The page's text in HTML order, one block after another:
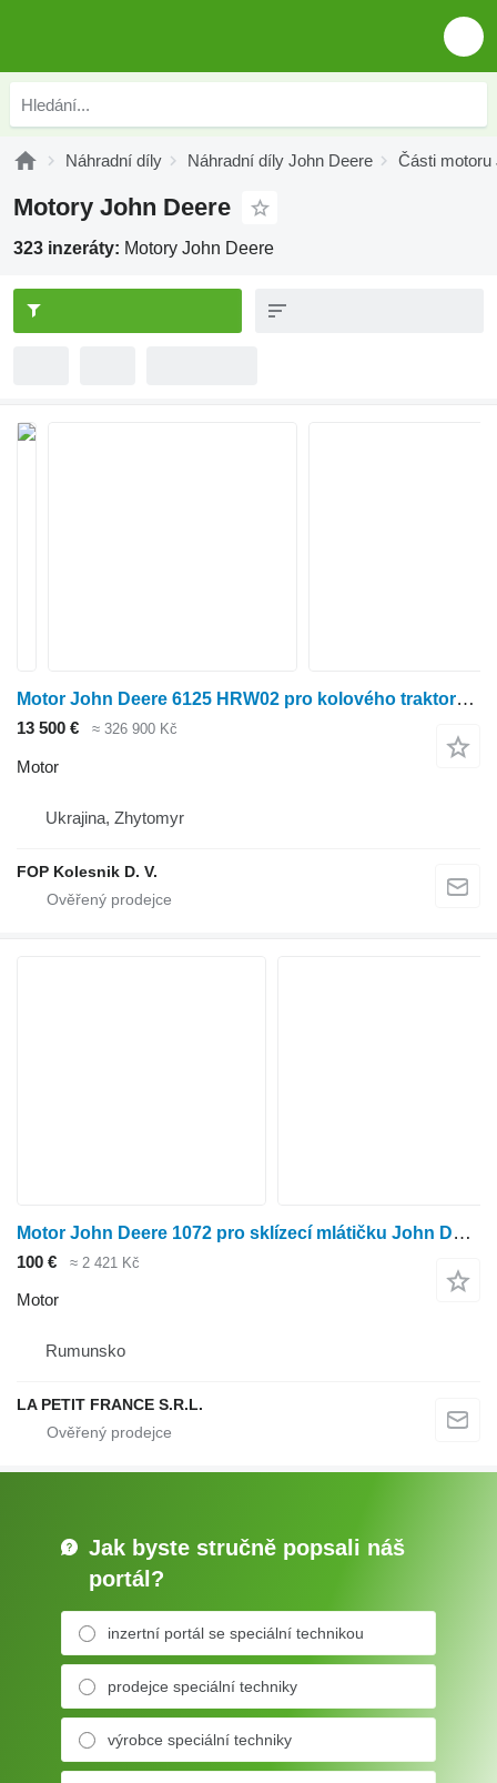
Náhradní díly Náhradní díly John Deere Části motoru
Motory John Deere
323 inzeráty: Motory John Deere
Motor John Deere 6125 HRW02 pro kolového traktoru John Deere
13 500 € ≈ 326 900 Kč
Motor
Ukrajina, Zhytomyr
FOP Kolesnik D. V.
Motor John Deere 1072 pro sklízecí mlátičku John Deere 1072
100 € ≈ 2 421 Kč
Motor
Rumunsko
LA PETIT FRANCE S.R.L.
Jak byste stručně popsali náš
portál?
inzertní portál se speciální technikou
prodejce speciální techniky
výrobce speciální techniky